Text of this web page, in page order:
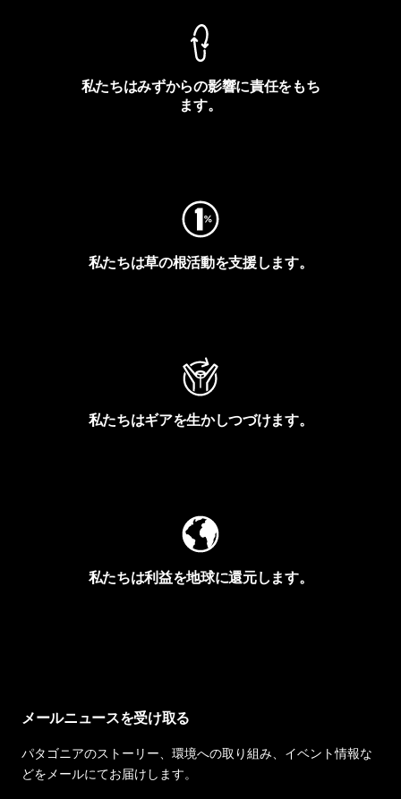
私たちはみずからの影響に責任をもち
ます。
私たちは草の根活動を支援します。
私たちはギアを生かしつづけます。
私たちは利益を地球に還元します。
メールニュースを受け取る
パタゴニアのストーリー、環境への取り組み、イベント情報な
どをメールにてお届けします。